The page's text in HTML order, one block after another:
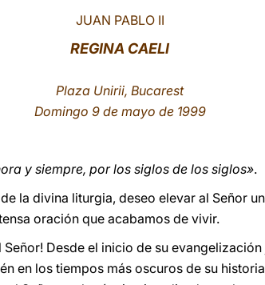
JUAN PABLO II
REGINA CAELI
Plaza Unirii, Bucarest
Domingo 9 de mayo de 1999
y siempre, por los siglos de los siglos».
la divina liturgia, deseo elevar al Señor
oración que acabamos de vivir.
Desde el inicio de su
en los tiempos más oscuros de su